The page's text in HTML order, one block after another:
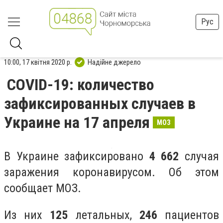
Рус
10:00, 17 квітня 2020 р. Надійне джерело
COVID-19: количество
зафиксированных случаев в
Украине на 17 апреля
МОЗ
В Украине зафиксировано 4 662 случая
заражения коронавирусом. Об этом
сообщает МОЗ.
Из них 125 летальных, 246 пациентов